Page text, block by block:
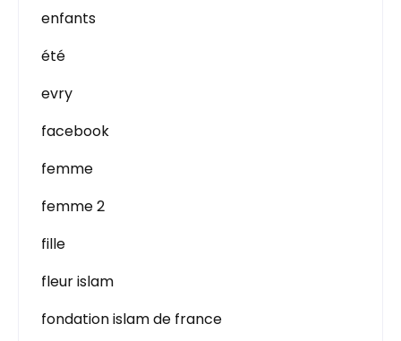
enfants
été
evry
facebook
femme
femme 2
fille
fleur islam
fondation islam de france